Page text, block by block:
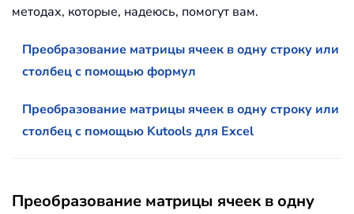
методах, которые, надеюсь, помогут вам.
Преобразование матрицы ячеек в одну строку или
столбец с помощью формул
Преобразование матрицы ячеек в одну строку или
столбец с помощью Kutools для Excel
Преобразование матрицы ячеек в одну